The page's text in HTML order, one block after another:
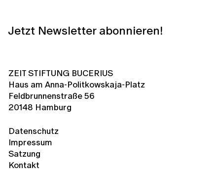
Jetzt Newsletter abonnieren!
ZEIT STIFTUNG BUCERIUS
Haus am Anna-Politkowskaja-Platz
Feldbrunnenstraße 56
20148 Hamburg
Datenschutz
Impressum
Satzung
Kontakt